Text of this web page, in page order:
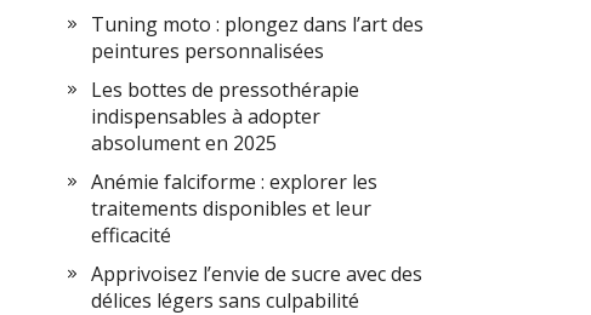
Tuning moto : plongez dans l’art des
peintures personnalisées
Les bottes de pressothérapie
indispensables à adopter
absolument en 2025
Anémie falciforme : explorer les
traitements disponibles et leur
efficacité
Apprivoisez l’envie de sucre avec des
délices légers sans culpabilité